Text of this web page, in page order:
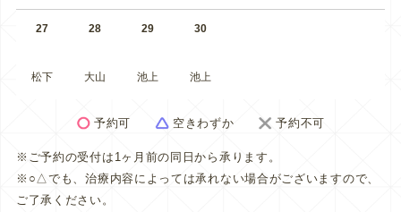
27
松下
28
大山
29
池上
30
池上
予約可 空きわずか 予約不可
※ご予約の受付は1ヶ月前の同日から承ります。
※○△でも、治療内容によっては承れない場合がございますので、
ご了承ください。